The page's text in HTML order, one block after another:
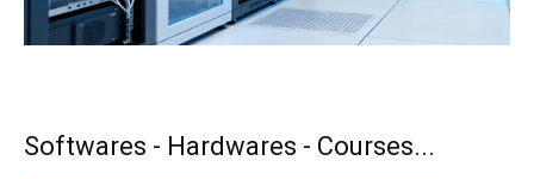
Softwares - Hardwares - Courses...